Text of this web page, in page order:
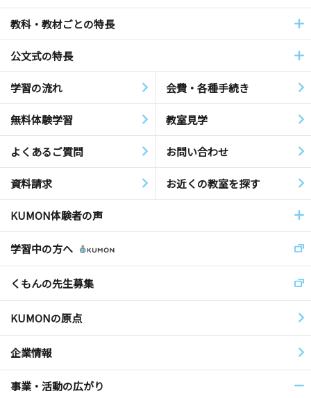
教科・教材ごとの特長
公文式の特長
学習の流れ 会費・各種手続き
無料体験学習 教室見学
よくあるご質問 お問い合わせ
資料請求 お近くの教室を探す
KUMON体験者の声
学習中の方へ
くもんの先生募集
KUMONの原点
企業情報
事業・活動の広がり